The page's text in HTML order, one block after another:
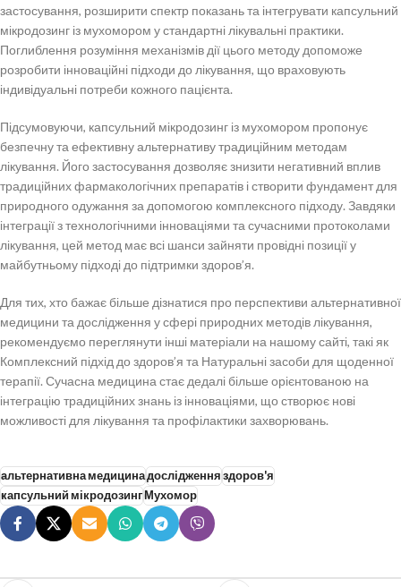
застосування, розширити спектр показань та інтегрувати капсульний
мікродозинг із мухомором у стандартні лікувальні практики.
Поглиблення розуміння механізмів дії цього методу допоможе
розробити інноваційні підходи до лікування, що враховують
індивідуальні потреби кожного пацієнта.
Підсумовуючи, капсульний мікродозинг із мухомором пропонує
безпечну та ефективну альтернативу традиційним методам
лікування. Його застосування дозволяє знизити негативний вплив
традиційних фармакологічних препаратів і створити фундамент для
природного одужання за допомогою комплексного підходу. Завдяки
інтеграції з технологічними інноваціями та сучасними протоколами
лікування, цей метод має всі шанси зайняти провідні позиції у
майбутньому підході до підтримки здоров’я.
Для тих, хто бажає більше дізнатися про перспективи альтернативної
медицини та дослідження у сфері природних методів лікування,
рекомендуємо переглянути інші матеріали на нашому сайті, такі як
Комплексний підхід до здоров’я та Натуральні засоби для щоденної
терапії. Сучасна медицина стає дедалі більше орієнтованою на
інтеграцію традиційних знань із інноваціями, що створює нові
можливості для лікування та профілактики захворювань.
альтернативна медицинадослідження здоров'я
капсульний мікродозингМухомор